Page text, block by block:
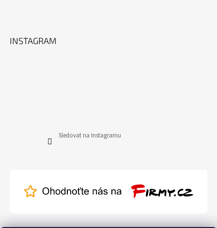
INSTAGRAM
Sledovat na Instagramu